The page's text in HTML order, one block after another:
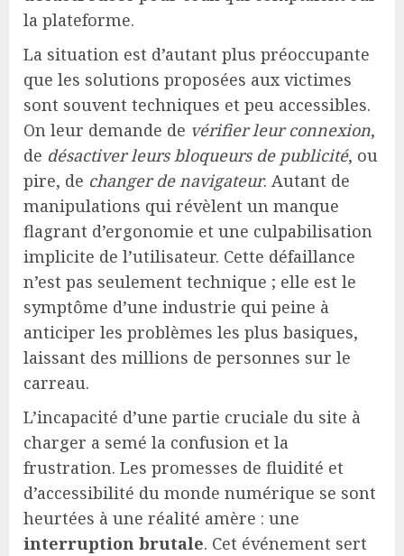
la plateforme.
La situation est d’autant plus préoccupante
que les solutions proposées aux victimes
sont souvent techniques et peu accessibles.
On leur demande de vérifier leur connexion,
de désactiver leurs bloqueurs de publicité, ou
pire, de changer de navigateur. Autant de
manipulations qui révèlent un manque
flagrant d’ergonomie et une culpabilisation
implicite de l’utilisateur. Cette défaillance
n’est pas seulement technique ; elle est le
symptôme d’une industrie qui peine à
anticiper les problèmes les plus basiques,
laissant des millions de personnes sur le
carreau.
L’incapacité d’une partie cruciale du site à
charger a semé la confusion et la
frustration. Les promesses de fluidité et
d’accessibilité du monde numérique se sont
heurtées à une réalité amère : une
interruption brutale. Cet événement sert